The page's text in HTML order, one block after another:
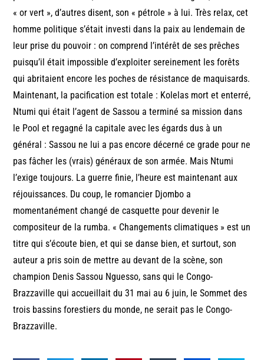
« or vert », d’autres disent, son « pétrole » à lui. Très relax, cet
homme politique s’était investi dans la paix au lendemain de
leur prise du pouvoir : on comprend l’intérêt de ses prêches
puisqu’il était impossible d’exploiter sereinement les forêts
qui abritaient encore les poches de résistance de maquisards.
Maintenant, la pacification est totale : Kolelas mort et enterré,
Ntumi qui était l’agent de Sassou a terminé sa mission dans
le Pool et regagné la capitale avec les égards dus à un
général : Sassou ne lui a pas encore décerné ce grade pour ne
pas fâcher les (vrais) généraux de son armée. Mais Ntumi
l’exige toujours. La guerre finie, l’heure est maintenant aux
réjouissances. Du coup, le romancier Djombo a
momentanément changé de casquette pour devenir le
compositeur de la rumba. « Changements climatiques » est un
titre qui s’écoute bien, et qui se danse bien, et surtout, son
auteur a pris soin de mettre au devant de la scène, son
champion Denis Sassou Nguesso, sans qui le Congo-
Brazzaville qui accueillait du 31 mai au 6 juin, le Sommet des
trois bassins forestiers du monde, ne serait pas le Congo-
Brazzaville.